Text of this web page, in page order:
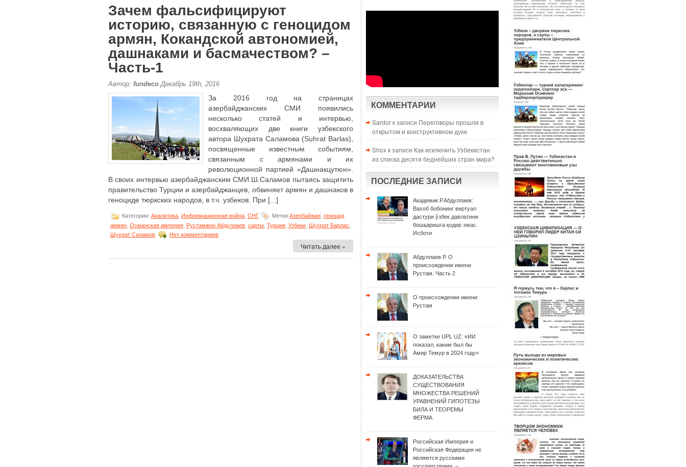
Зачем фальсифицируют
историю, связанную с геноцидом
армян, Кокандской автономией,
дашнаками и басмачеством? –
Часть-1
Автор: fundeco Декабрь 19th, 2016
За 2016 год на страницах
азербайджанских СМИ появились
несколько статей и интервью,
восхваляющих две книги узбекского
автора Шухрата Саламова (Suhrat Barlas),
посвященные известным событиям,
связанным с армянами и их
революционной партией «Дашнакцутюн».
В своих интервью азербайджанским СМИ Ш.Саламов пытаясь защитить
правительство Турции и азербайджанцев, обвиняет армян и дашнаков в
геноциде тюркских народов, в т.ч. узбеков. При [...]
Категории: Аналитика Информационная война СНГ Метки:Азербайжан геноцид
армян Османская империя Рустамжон Абдуллаев сарты Турция Узбеки Шухрат Барлас
Шухрат Саламов
Нет комментариев
Читать далее »
КОММЕНТАРИИ
Sardor к записи Переговоры прошли в
открытом и конструктивном духе
Shox к записи Как исключить Узбекистан
из списка десяти беднейших стран мира?
ПОСЛЕДНИЕ ЗАПИСИ
Академик Р.Абдуллаев:
Вахоб бобонинг виртуал
дастури ўзбек давлатини
бошқаришга қодир эмас.
Исботи
Абдуллаев Р. О
происхождении имени
Рустам. Часть 2
О происхождении имени
Рустам
О заметке UPL UZ: «ИИ
показал, каким был бы
Амир Темур в 2024 году»
ДОКАЗАТЕЛЬСТВА
СУЩЕСТВОВАНИЯ
МНОЖЕСТВА РЕШЕНИЙ
УРАВНЕНИЙ ГИПОТЕЗЫ
БИЛА И ТЕОРЕМЫ
ФЕРМА
Российская Империя и
Российская Федерация не
являются русскими